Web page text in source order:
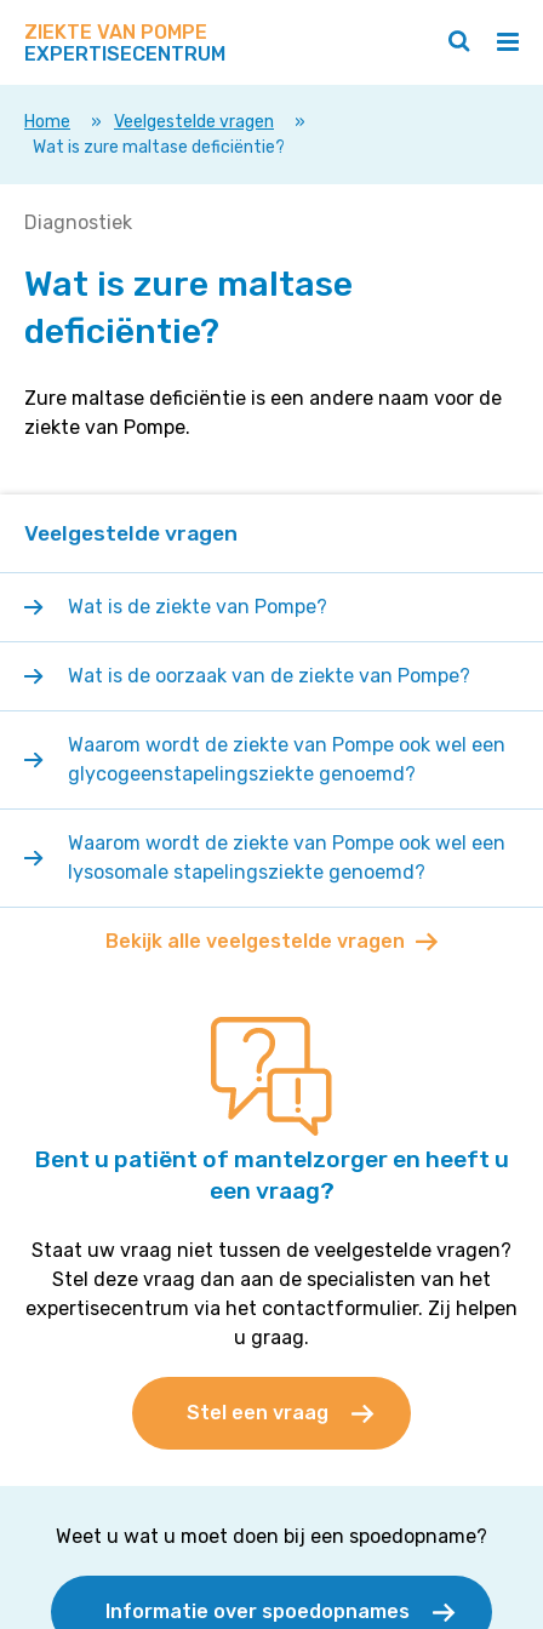
direct
op
deze
ZIEKTE VAN POMPE
EXPERTISECENTRUM
/
Zoeken
/
Home » Veelgestelde vragen
»
Wat is zure maltase deficiëntie?
Wat
zure
deficiëntie?
Diagnostiek
Wat is zure maltase
deficiëntie?
Zure maltase deficiëntie is een andere naam voor de
ziekte van Pompe.
Veelgestelde vragen
Wat is de ziekte van Pompe?
Wat is de oorzaak van de ziekte van Pompe?
Waarom wordt de ziekte van Pompe ook wel een
glycogeenstapelingsziekte genoemd?
Waarom wordt de ziekte van Pompe ook wel een
lysosomale stapelingsziekte genoemd?
Bekijk alle veelgestelde vragen
Bent u patiënt of mantelzorger en heeft u
een vraag?
Staat uw vraag niet tussen de veelgestelde vragen?
Stel deze vraag dan aan de specialisten van het
expertisecentrum via het contactformulier. Zij helpen
u graag.
Stel een vraag
Weet u wat u moet doen bij een spoedopname?
Informatie over spoedopnames